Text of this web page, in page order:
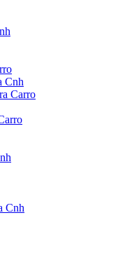
Cnh
Carro
Cnh